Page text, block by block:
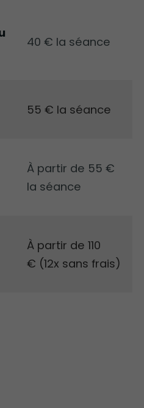
40 € la séance
55 € la séance
À partir de 55 €
la séance
À partir de 110
€ (12x sans frais)